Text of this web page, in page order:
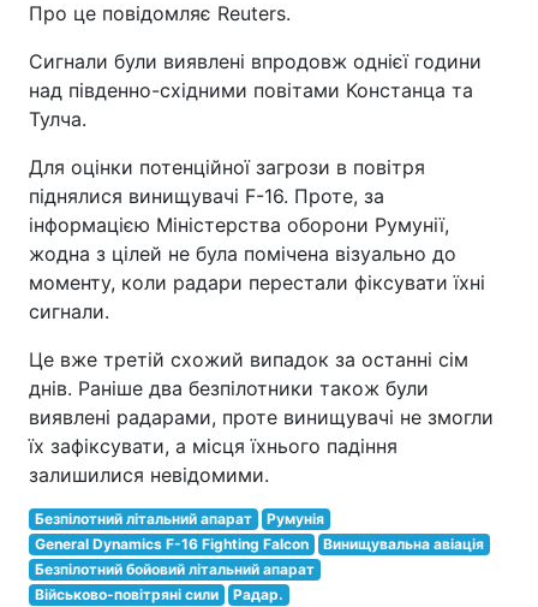
Про це повідомляє Reuters.
Сигнали були виявлені впродовж однієї години
над південно-східними повітами Констанца та
Тулча.
Для оцінки потенційної загрози в повітря
піднялися винищувачі F-16. Проте, за
інформацією Міністерства оборони Румунії,
жодна з цілей не була помічена візуально до
моменту, коли радари перестали фіксувати їхні
сигнали.
Це вже третій схожий випадок за останні сім
днів. Раніше два безпілотники також були
виявлені радарами, проте винищувачі не змогли
їх зафіксувати, а місця їхнього падіння
залишилися невідомими.
Безпілотний літальний апарат
Румунія
General Dynamics F-16 Fighting Falcon
Винищувальна авіація
Безпілотний бойовий літальний апарат
Військово-повітряні сили
Радар.